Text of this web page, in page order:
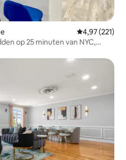
Gemiddelde
4,97 (221)
op 25 minuten van NYC,